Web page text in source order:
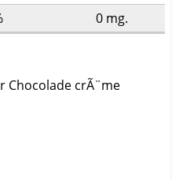
0 mg.